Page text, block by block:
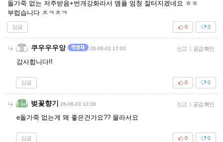
돌가죽 없는 저주받음+번개강화라서 앰플 엄청 잘터지겠네요 ㅎㅎ
부럽습니다 ㅊㅋㅊㅋ
답글 0
0
쿠우우우앙 26-06-02 17:02 신고 | 공감 확인
감사합니다!!
답글 0
0
벚꽃향기 26-06-03 10:38 신고 | 공감 확인
e돌가죽 없는게 왜 좋은건가요?? 몰라서요
답글 0
0